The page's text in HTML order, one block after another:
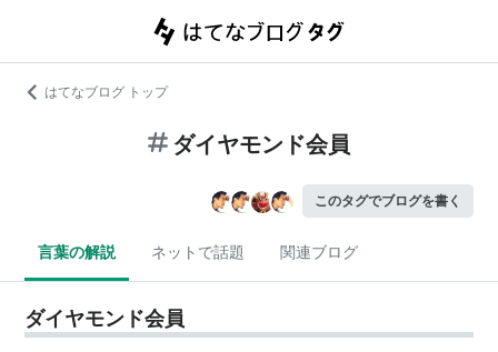
はてなブログ トップ
ダイヤモンド会員
このタグでブログを書く
言葉の解説 ネットで話題 関連ブログ
ダイヤモンド会員